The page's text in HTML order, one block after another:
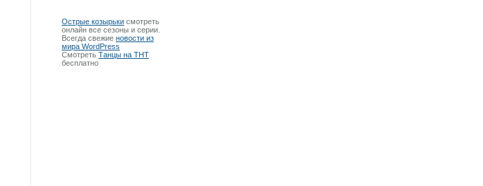
Острые козырьки смотреть
онлайн все сезоны и серии.
Всегда свежие новости из
мира WordPress
Смотреть Танцы на ТНТ
бесплатно